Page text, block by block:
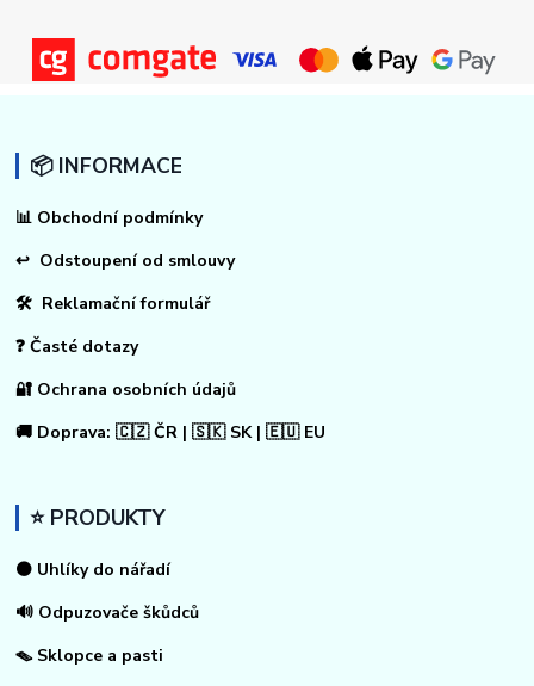
📦 INFORMACE
📊 Obchodní podmínky
↩ Odstoupení od smlouvy
🛠 Reklamační formulář
❓ Časté dotazy
🔐 Ochrana osobních údajů
🚚 Doprava: 🇨🇿 ČR | 🇸🇰 SK | 🇪🇺 EU
⭐ PRODUKTY
⚫ Uhlíky do nářadí
🔊 Odpuzovače škůdců
🪤 Sklopce a pasti